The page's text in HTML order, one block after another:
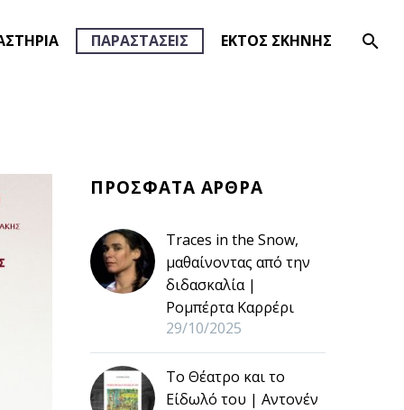
ΠΑΡΑΣΤΑΣΕΙΣ ΕΚΤΟΣ ΣΚΗΝΗΣ
ΠΡΟΣΦΑΤΑ ΑΡΘΡΑ
Traces in the Snow,
μαθαίνοντας από την
διδασκαλία |
Ρομπέρτα Καρρέρι
29/10/2025
Το Θέατρο και το
Είδωλό του | Αντονέν